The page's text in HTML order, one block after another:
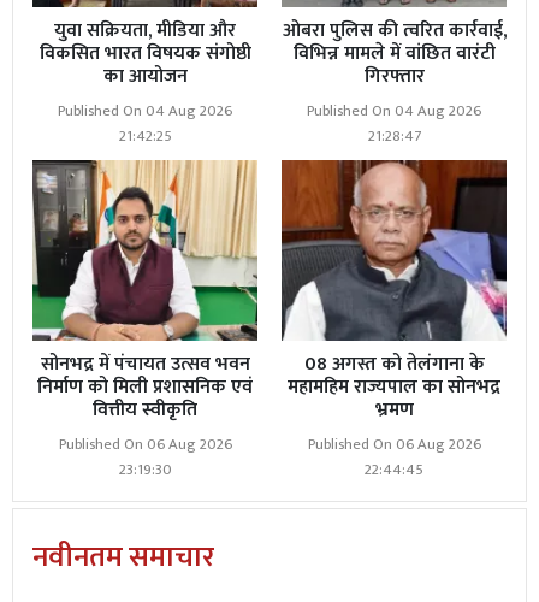
मृतक पक्ष ने मंगल पाल, निसार अहमद, चंद्रशेखर विश्वकर्मा, अशोक
मांझी और राणा सर्वेंद्र राव अंबेडकर उर्फ रमेश पर हत्या की साजिश
में शामिल होने का आरोप लगाया है। परिजनों के मुताबिक मंगल
पाल और अशोक मांझी पर पुलिस अधीक्षक द्वारा 25-25 हजार
युवा सक्रियता, मीडिया और
विकसित भारत विषयक संगोष्ठी
का आयोजन
Published On 04 Aug 2026
21:42:25
ओबरा पुलिस की त्वरित कार्रवाई,
विभिन्न मामले में वांछित वारंटी
गिरफ्तार
Published On 04 Aug 2026
21:28:47
सोनभद्र में पंचायत उत्सव भवन
निर्माण को मिली प्रशासनिक एवं
वित्तीय स्वीकृति
Published On 06 Aug 2026
23:19:30
08 अगस्त को तेलंगाना के
महामहिम राज्यपाल का सोनभद्र
भ्रमण
Published On 06 Aug 2026
22:44:45
नवीनतम समाचार